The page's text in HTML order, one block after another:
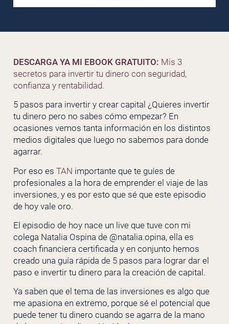
DESCARGA YA MI EBOOK GRATUITO: Mis 3
secretos para invertir tu dinero con seguridad,
confianza y rentabilidad.
5 pasos para invertir y crear capital ¿Quieres invertir
tu dinero pero no sabes cómo empezar? En
ocasiones vemos tanta información en los distintos
medios digitales que luego no sabemos para donde
agarrar.
Por eso es TAN importante que te guíes de
profesionales a la hora de emprender el viaje de las
inversiones, y es por esto que sé que este episodio
de hoy vale oro.
El episodio de hoy nace un live que tuve con mi
colega Natalia Ospina de @natalia.opina, ella es
coach financiera certificada y en conjunto hemos
creado una guía rápida de 5 pasos para lograr dar el
paso e invertir tu dinero para la creación de capital.
Ya saben que el tema de las inversiones es algo que
me apasiona en extremo, porque sé el potencial que
puede tener tu dinero cuando se agarra de la mano